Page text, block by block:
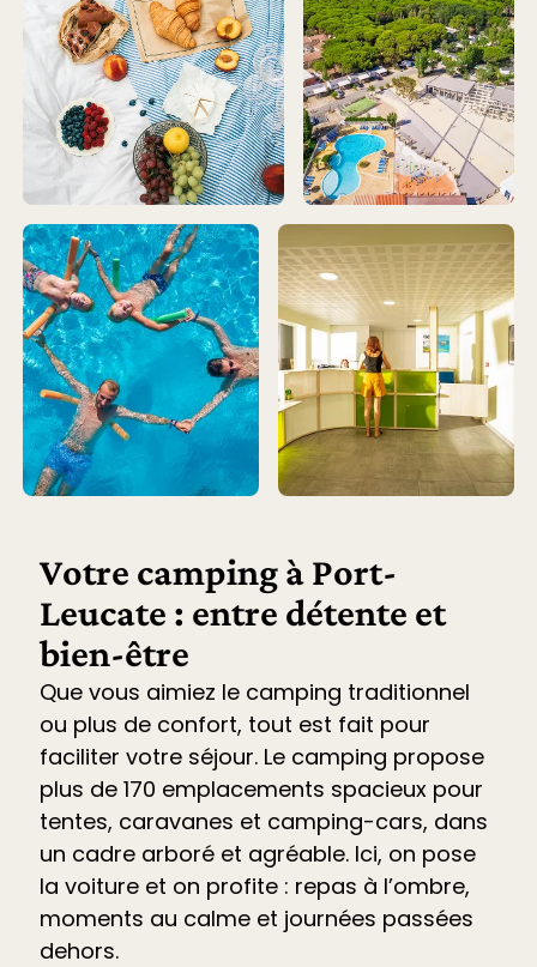
Votre camping à Port-
Leucate : entre détente et
bien-être
Que vous aimiez le camping traditionnel
ou plus de confort, tout est fait pour
faciliter votre séjour. Le camping propose
plus de 170 emplacements spacieux pour
tentes, caravanes et camping-cars, dans
un cadre arboré et agréable. Ici, on pose
la voiture et on profite : repas à l’ombre,
moments au calme et journées passées
dehors.